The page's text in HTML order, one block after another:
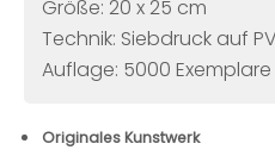
Größe: 20 x 25 cm
Technik: Siebdruck auf
Auflage: 5000 Exemplare
Originales Kunstwerk